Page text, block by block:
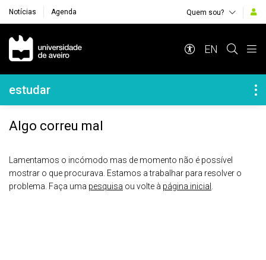
Notícias Agenda Quem sou?
Navegação Principal
EN
Navegação Lateral
estudar
Algo correu mal
Lamentamos o incómodo mas de momento não é possível
mostrar o que procurava. Estamos a trabalhar para resolver o
problema. Faça uma pesquisa ou volte à página inicial